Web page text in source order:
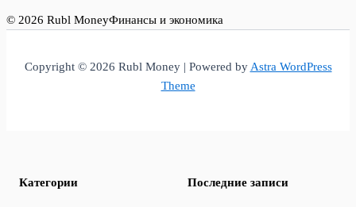
© 2026 Rubl MoneyФинансы и экономика
Copyright © 2026 Rubl Money | Powered byAstra WordPress
Theme
Категории Последние записи